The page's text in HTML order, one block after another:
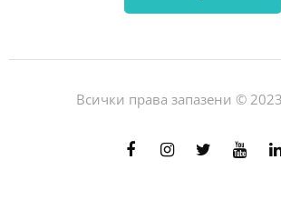
Всички права запазени ©